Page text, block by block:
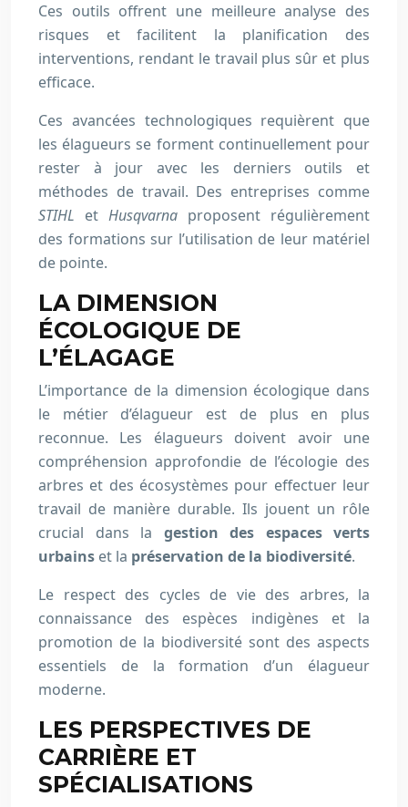
Ces outils offrent une meilleure analyse des
risques et facilitent la planification des
interventions, rendant le travail plus sûr et plus
efficace.
Ces avancées technologiques requièrent que
les élagueurs se forment continuellement pour
rester à jour avec les derniers outils et
méthodes de travail. Des entreprises comme
STIHL et Husqvarna proposent régulièrement
des formations sur l’utilisation de leur matériel
de pointe.
LA DIMENSION
ÉCOLOGIQUE DE
L’ÉLAGAGE
L’importance de la dimension écologique dans
le métier d’élagueur est de plus en plus
reconnue. Les élagueurs doivent avoir une
compréhension approfondie de l’écologie des
arbres et des écosystèmes pour effectuer leur
travail de manière durable. Ils jouent un rôle
crucial dans la gestion des espaces verts
urbains et la préservation de la biodiversité.
Le respect des cycles de vie des arbres, la
connaissance des espèces indigènes et la
promotion de la biodiversité sont des aspects
essentiels de la formation d’un élagueur
moderne.
LES PERSPECTIVES DE
CARRIÈRE ET
SPÉCIALISATIONS